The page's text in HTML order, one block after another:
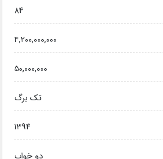
84
۴,۲۰۰,۰۰۰,۰۰۰
۵۰,۰۰۰,۰۰۰
تک برگ
1394
دو خواب